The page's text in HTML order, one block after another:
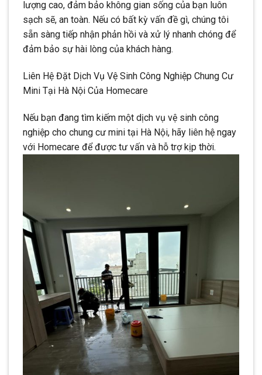
lượng cao, đảm bảo không gian sống của bạn luôn
sạch sẽ, an toàn. Nếu có bất kỳ vấn đề gì, chúng tôi
sẵn sàng tiếp nhận phản hồi và xử lý nhanh chóng để
đảm bảo sự hài lòng của khách hàng.
Liên Hệ Đặt Dịch Vụ Vệ Sinh Công Nghiệp Chung Cư
Mini Tại Hà Nội Của Homecare
Nếu bạn đang tìm kiếm một dịch vụ vệ sinh công
nghiệp cho chung cư mini tại Hà Nội, hãy liên hệ ngay
với Homecare để được tư vấn và hỗ trợ kịp thời.